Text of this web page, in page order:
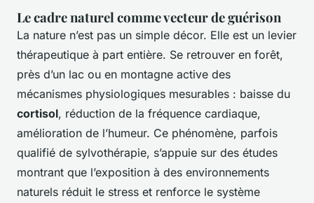
Le cadre naturel comme vecteur de guérison
La nature n’est pas un simple décor. Elle est un levier
thérapeutique à part entière. Se retrouver en forêt,
près d’un lac ou en montagne active des
mécanismes physiologiques mesurables : baisse du
cortisol, réduction de la fréquence cardiaque,
amélioration de l’humeur. Ce phénomène, parfois
qualifié de sylvothérapie, s’appuie sur des études
montrant que l’exposition à des environnements
naturels réduit le stress et renforce le système